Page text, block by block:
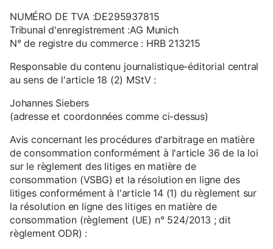
NUMÉRO DE TVA :DE295937815
Tribunal d'enregistrement :AG Munich
N° de registre du commerce : HRB 213215
Responsable du contenu journalistique-éditorial central
au sens de l'article 18 (2) MStV :
Johannes Siebers
(adresse et coordonnées comme ci-dessus)
Avis concernant les procédures d'arbitrage en matière
de consommation conformément à l'article 36 de la loi
sur le règlement des litiges en matière de
consommation (VSBG) et la résolution en ligne des
litiges conformément à l'article 14 (1) du règlement sur
la résolution en ligne des litiges en matière de
consommation (règlement (UE) n° 524/2013 ; dit
règlement ODR) :